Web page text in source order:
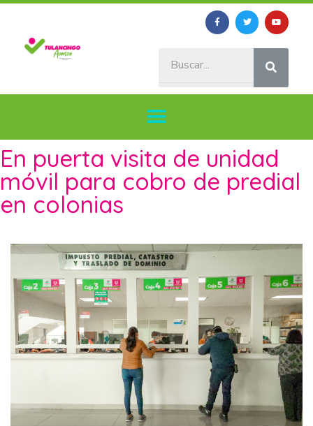
En puerta visita de unidad
móvil para cobro de predial
en colonias